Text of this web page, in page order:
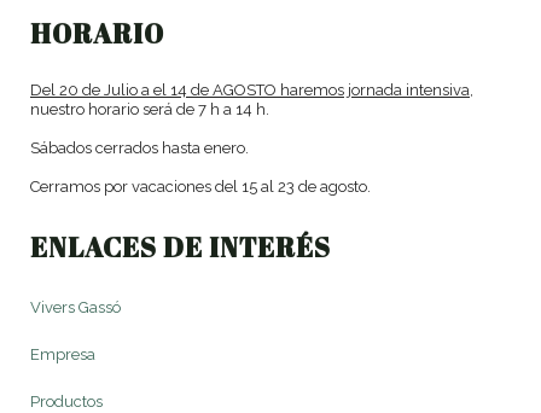
HORARIO
Del 20 de Julio a el 14 de AGOSTO haremos jornada intensiva,
nuestro horario será de 7 h a 14 h.
Sábados cerrados hasta enero.
Cerramos por vacaciones del 15 al 23 de agosto.
ENLACES DE INTERÉS
Vivers Gassó
Empresa
Productos